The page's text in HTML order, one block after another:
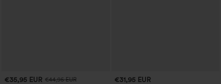
€35,95 EUR €44,95 EUR
€31,95 EUR